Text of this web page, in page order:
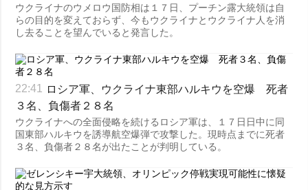
ウクライナのウメロウ国防相は１７日、プーチン露大統領は自
らの目的を変えておらず、今もウクライナとウクライナ人を消
し去ることを望んでいると発言した。
22:41
ロシア軍、ウクライナ東部ハルキウを空爆 死者
３名、負傷者２８名
ウクライナへの全面侵略を続けるロシア軍は、１７日日中に同
国東部ハルキウを誘導航空爆弾で攻撃した。現時点までに死者
３名、負傷者２８名が出たことが判明している。